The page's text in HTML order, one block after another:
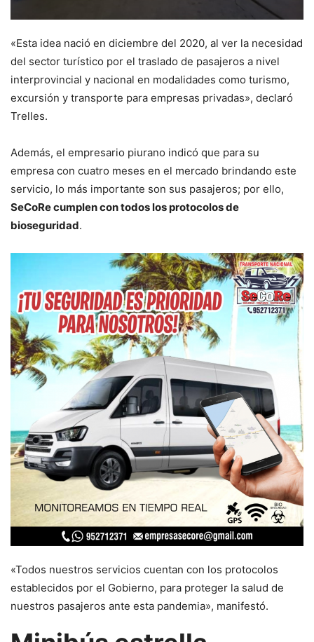
«Esta idea nació en diciembre del 2020, al ver la necesidad
del sector turístico por el traslado de pasajeros a nivel
interprovincial y nacional en modalidades como turismo,
excursión y transporte para empresas privadas», declaró
Trelles.
Además, el empresario piurano indicó que para su
empresa con cuatro meses en el mercado brindando este
servicio, lo más importante son sus pasajeros; por ello,
SeCoRe cumplen con todos los protocolos de
bioseguridad.
«Todos nuestros servicios cuentan con los protocolos
establecidos por el Gobierno, para proteger la salud de
nuestros pasajeros ante esta pandemia», manifestó.